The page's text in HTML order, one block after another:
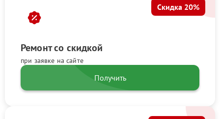
Ремонт со скидкой
при заявке на сайте
Скидка 20%
Получить